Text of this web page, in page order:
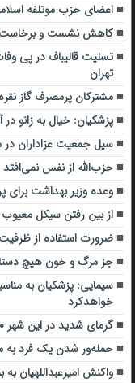
اعضای حزب موتلفه
کاهش نشست و برخاست
تسلیت قالیباف در پی
تهران
مشترکان پرمصرف گاز
پزشکیان: خیال به زانو
سیل جمعیت عزاداران در
حزب‌الله از نفس نمی‌افتد
وعده وزیر بهداشت برای
از بین رفتن سیکل معیوب
ضرورت استفاده از
جز مرگ و خون هیچ
خواهدکرد
گرمای شدید در این شهر ۵۰ نفر را روانه بیمارستان کرد
حمله‌ور شدن یک فرد به
واکنش امیرعبداللهیان